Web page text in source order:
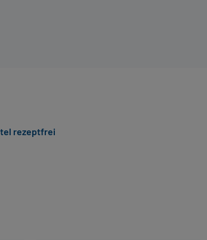
rezeptfrei